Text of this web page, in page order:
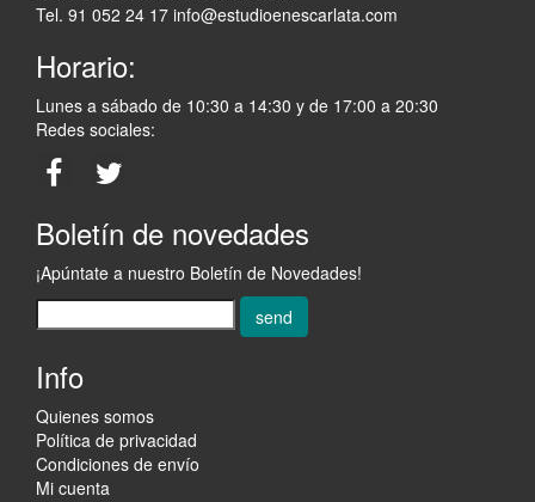
Tel. 91 052 24 17 info@estudioenescarlata.com
Horario:
Lunes a sábado de 10:30 a 14:30 y de 17:00 a 20:30
Redes sociales:
Boletín de novedades
¡Apúntate a nuestro Boletín de Novedades!
send
Info
Quienes somos
Política de privacidad
Condiciones de envío
Mi cuenta